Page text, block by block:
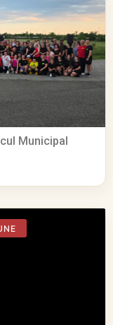
Municipal